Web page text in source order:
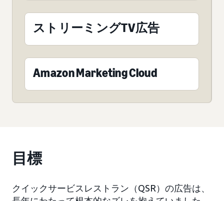
ストリーミングTV広告
Amazon Marketing Cloud
目標
クイックサービスレストラン（QSR）の広告は、